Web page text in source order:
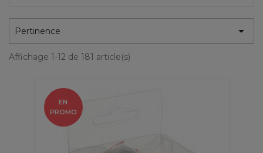
Pertinence 
Affichage 1-12 de 181 article(s)
EN
PROMO